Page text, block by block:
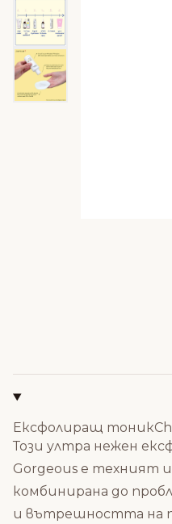
Ексфолиращ
Този ултра нежен
Gorgeous е техният
комбинирана до
и вътрешността на